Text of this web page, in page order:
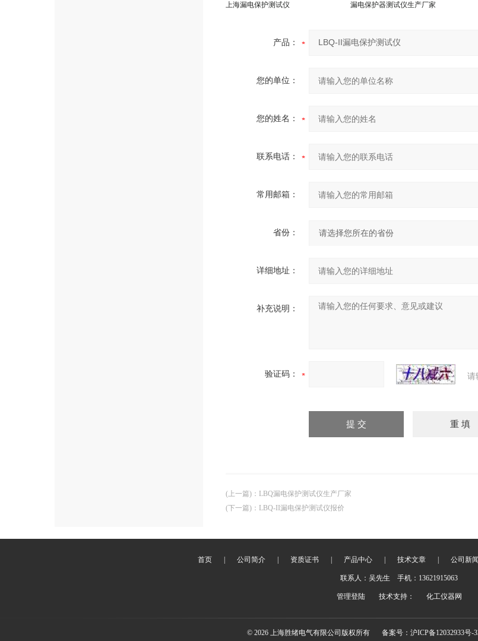
上海漏电保护测试仪
漏电保护器测试仪生产厂家
产品：
您的单位：
您的姓名：
联系电话：
常用邮箱：
省份：
详细地址：
补充说明：
验证码： 请
(上一篇) ： LBQ漏电保护测试仪生产厂家
(下一篇) ： LBQ-II漏电保护测试仪报价
首页 公司简介 资质证书 产品中心 技术文章 公司新闻
联系人：吴先生 手机：13621915063
管理登陆 技术支持： 化工仪器网
© 2026 上海胜绪电气有限公司版权所有 备案号：沪ICP备12032933号-